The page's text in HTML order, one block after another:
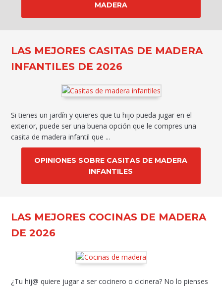
MADERA
LAS MEJORES CASITAS DE MADERA
INFANTILES DE 2026
Si tienes un jardín y quieres que tu hijo pueda jugar en el
exterior, puede ser una buena opción que le compres una
casita de madera infantil que ...
OPINIONES SOBRE CASITAS DE MADERA
INFANTILES
LAS MEJORES COCINAS DE MADERA
DE 2026
¿Tu hij@ quiere jugar a ser cocinero o cicinera? No lo pienses